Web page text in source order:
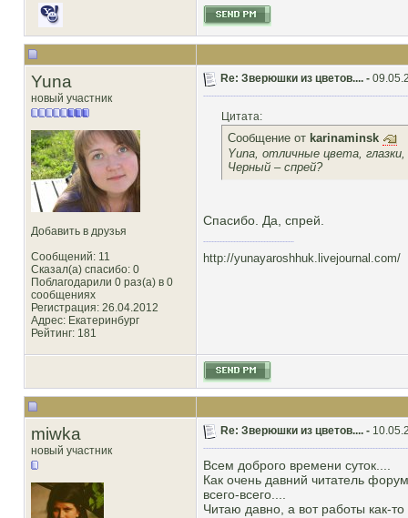
Yuna
новый участник
Добавить в друзья
Сообщений: 11
Сказал(а) спасибо: 0
Поблагодарили 0 раз(а) в 0
сообщениях
Регистрация: 26.04.2012
Адрес: Екатеринбург
Рейтинг: 181
Re: Зверюшки из цветов.... -
Цитата:
Сообщение от karinaminsk
Yuna, отличные цвета,
Черный – спрей?
Спасибо. Да, спрей.
http://yunayaroshhuk.livejournal.com/
miwka
новый участник
Re: Зверюшки из цветов.... -
Всем доброго времени суток....
Как очень давний читатель
всего-всего....
Читаю давно, а вот работы как-